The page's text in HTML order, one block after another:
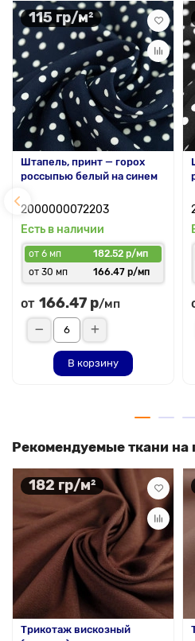
115 гр/м²
Штапель, принт — горох
россыпью белый на синем
2000000072203
Есть в наличии
от 6 мп
182.52 р/мп
от 30 мп
166.47 р/мп
от 166.47 р/мп
В корзину
Рекомендуемые ткани на
182 гр/м²
Трикотаж вискозный